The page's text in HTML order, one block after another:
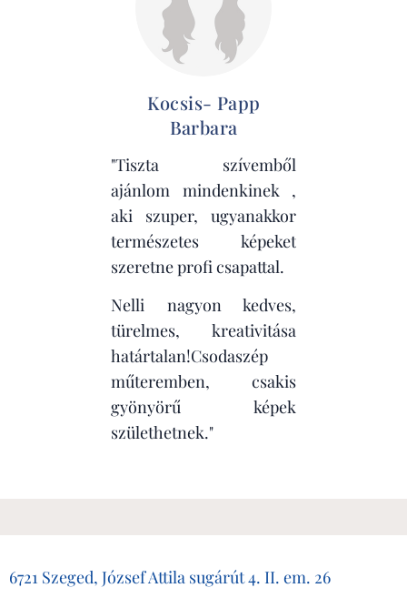
Kocsis- Papp
Barbara
"Tiszta szívemből
ajánlom mindenkinek ,
aki szuper, ugyanakkor
természetes képeket
szeretne profi csapattal.
Nelli nagyon kedves,
türelmes, kreativitása
határtalan!Csodaszép
műteremben, csakis
gyönyörű képek
születhetnek."
6721 Szeged, József Attila sugárút 4. II. em. 26